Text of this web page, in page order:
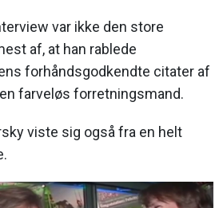
var ikke den store
af, at han rablede
forhåndsgodkendte citater af
farveløs forretningsmand.
viste sig også fra en helt